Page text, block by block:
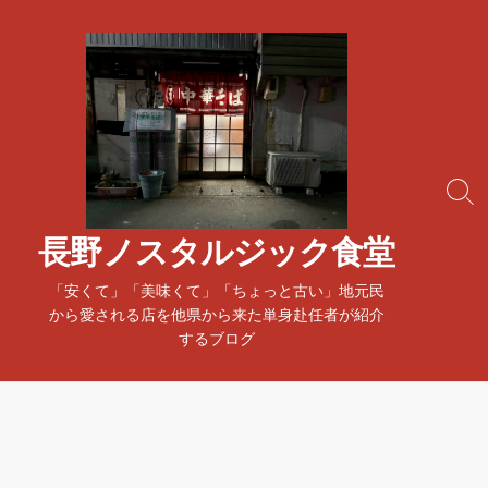
長野ノスタルジック食堂
「安くて」「美味くて」「ちょっと古い」地元民
から愛される店を他県から来た単身赴任者が紹介
するブログ
検